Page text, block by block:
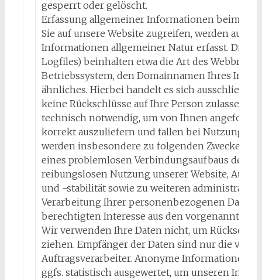
gesperrt oder gelöscht.
Erfassung allgemeiner Informationen beim
Sie auf unsere Website zugreifen, werden
Informationen allgemeiner Natur erfasst. Diese
Logfiles) beinhalten etwa die Art des
Betriebssystem, den Domainnamen Ihres
ähnliches. Hierbei handelt es sich
keine Rückschlüsse auf Ihre Person zulassen.
technisch notwendig, um von Ihnen
korrekt auszuliefern und fallen bei Nutzung
werden insbesondere zu folgenden Zwecken
eines problemlosen Verbindungsaufbaus der
reibungslosen Nutzung unserer Website,
und -stabilität sowie zu weiteren
Verarbeitung Ihrer personenbezogenen Daten
berechtigten Interesse aus den vorgenannten
Wir verwenden Ihre Daten nicht, um
ziehen. Empfänger der Daten sind nur die
Auftragsverarbeiter. Anonyme Informationen
ggfs. statistisch ausgewertet, um unseren